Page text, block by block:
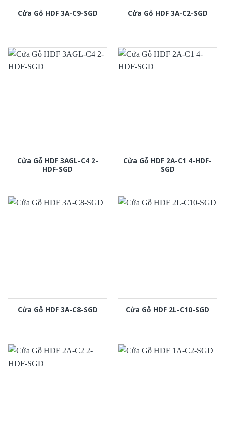
Cửa Gỗ HDF 3A-C9-SGD Cửa Gỗ HDF 3A-C2-SGD
Cửa Gỗ HDF 3AGL-C4 2-
HDF-SGD
Cửa Gỗ HDF 2A-C1 4-HDF-
SGD
Cửa Gỗ HDF 3A-C8-SGD Cửa Gỗ HDF 2L-C10-SGD